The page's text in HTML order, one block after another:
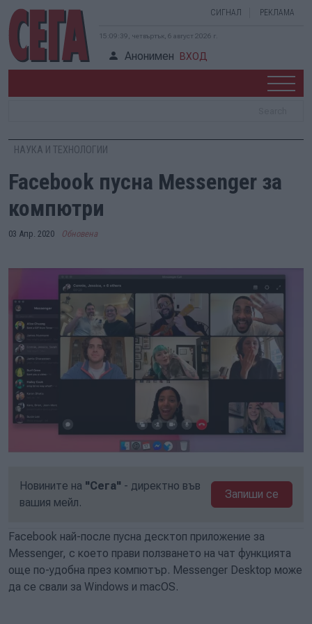
СИГНАЛ РЕКЛАМА
15:09:39, четвъртък, 6 август 2026 г.
Анонимен ВХОД
НАУКА И ТЕХНОЛОГИИ
Facebook пусна Messenger за
компютри
03 Апр. 2020 Обновена
Новините на "Сега" - директно във
вашия мейл.
Запиши се
Facebook най-после пусна десктоп приложение за
Messenger, с което прави ползването на чат функцията
още по-удобна през компютър. Messenger Desktop може
да се свали за Windows и macOS.